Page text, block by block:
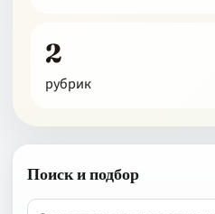
2
рубрик
Поиск и подбор